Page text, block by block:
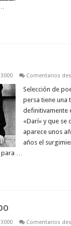
Comentarios
Selección de
persa tiene una
definitivamente
«Darí» y que se
aparece unos
años el
…
Comentarios